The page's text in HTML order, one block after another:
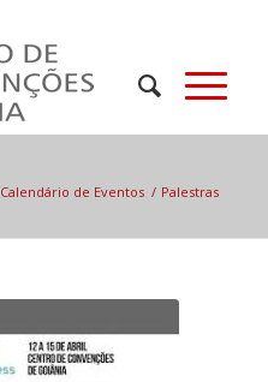
Calendário de Eventos / Palestras